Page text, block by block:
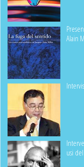
Alain
usi